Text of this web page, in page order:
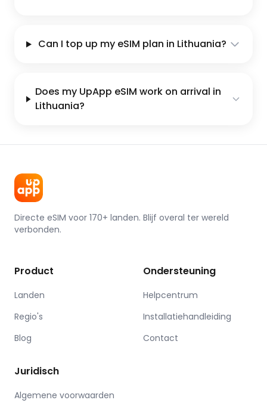
Can I top up my eSIM plan in Lithuania?
Does my UpApp eSIM work on arrival in
Lithuania?
Directe eSIM voor 170+ landen. Blijf overal ter wereld
verbonden.
Product
Landen
Regio's
Blog
Ondersteuning
Helpcentrum
Installatiehandleiding
Contact
Juridisch
Algemene voorwaarden